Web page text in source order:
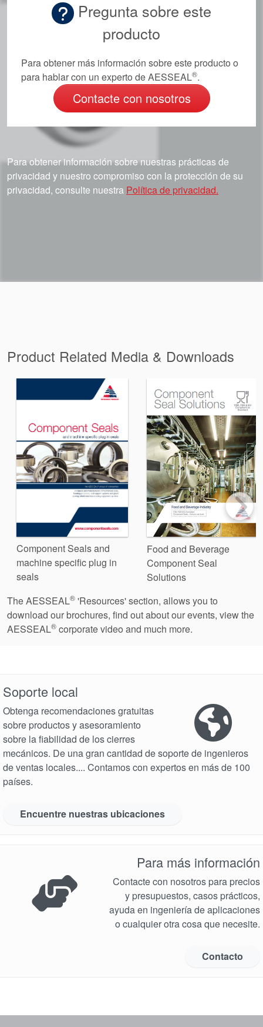
Pregunta sobre este
producto
Para obtener más información sobre este producto o
para hablar con un experto de AESSEAL®.
Contacte con nosotros
Para obtener información sobre nuestras prácticas de
privacidad y nuestro compromiso con la protección de su
privacidad, consulte nuestra Política de privacidad.
Product Related Media & Downloads
Component Seals and
machine specific plug in
seals
Food and Beverage
Component Seal
Solutions
The AESSEAL® 'Resources' section, allows you to
download our brochures, find out about our events, view the
AESSEAL® corporate video and much more.
Soporte local
Obtenga recomendaciones gratuitas
sobre productos y asesoramiento
sobre la fiabilidad de los cierres
mecánicos. De una gran cantidad de soporte de ingenieros
de ventas locales.... Contamos con expertos en más de 100
países.
Encuentre nuestras ubicaciones
Para más información
Contacte con nosotros para precios
y presupuestos, casos prácticos,
ayuda en ingeniería de aplicaciones
o cualquier otra cosa que necesite.
Contacto